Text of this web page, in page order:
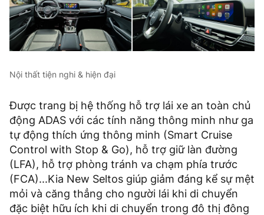
Nội thất tiện nghi & hiện đại
Được trang bị hệ thống hỗ trợ lái xe an toàn chủ
động ADAS với các tính năng thông minh như ga
tự động thích ứng thông minh (Smart Cruise
Control with Stop & Go), hỗ trợ giữ làn đường
(LFA), hỗ trợ phòng tránh va chạm phía trước
(FCA)...Kia New Seltos giúp giảm đáng kể sự mệt
mỏi và căng thẳng cho người lái khi di chuyển
đặc biệt hữu ích khi di chuyển trong đô thị đông